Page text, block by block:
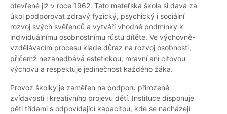
otevřené již v roce 1962. Tato mateřská škola si dává za
úkol podporovat zdravý fyzický, psychický i sociální
rozvoj svých svěřenců a vytváří vhodné podmínky k
individuálnímu osobnostnímu růstu dítěte. Ve výchovně-
vzdělávacím procesu klade důraz na rozvoj osobnosti,
přičemž nezanedbává estetickou, mravní ani citovou
výchovu a respektuje jedinečnost každého žáka.
Provoz školky je zaměřen na podporu přirozené
zvídavosti i kreativního projevu dětí. Instituce disponuje
pěti třídami s odpovídající kapacitou, kde se nacházejí